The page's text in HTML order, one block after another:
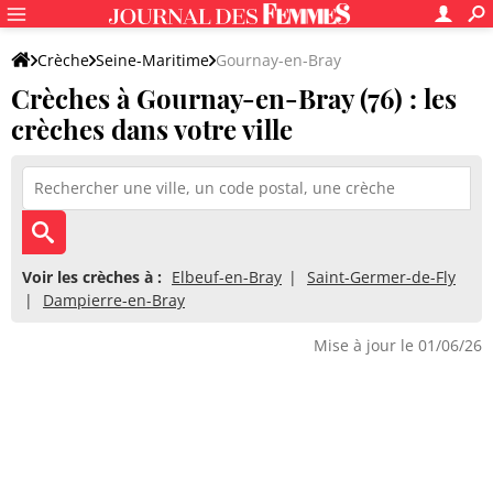
Crèche Seine-Maritime Gournay-en-Bray
Crèches à Gournay-en-Bray (76) : les
crèches dans votre ville
Voir les crèches à : Elbeuf-en-Bray
Saint-Germer-de-Fly
Dampierre-en-Bray
Mise à jour le 01/06/26